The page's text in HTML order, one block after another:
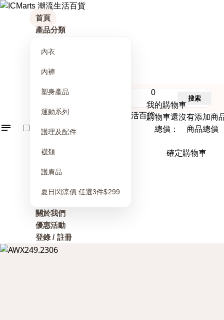
首頁
產品分類
內衣
內褲
塑身產品
運動系列
護理及配件
襪類
護膚品
夏日閃涼價 任選3件$299
關於我們
優惠活動
登錄 / 註冊
0
我的購物車
購物車還沒有添加商
總價： 商品總價
確定購物車
搜索